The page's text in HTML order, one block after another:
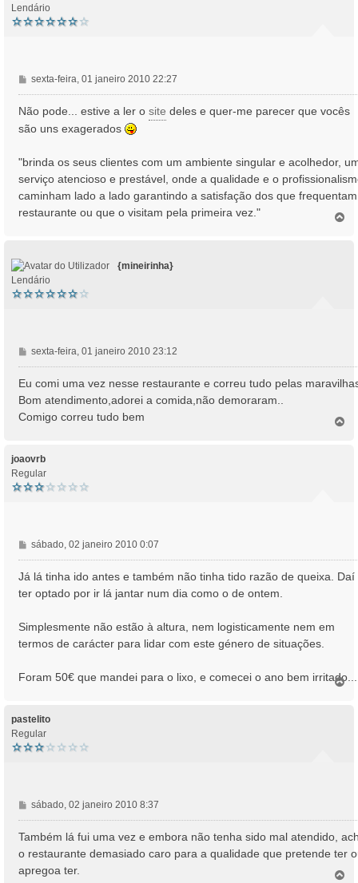
Lendário
M
e
n
a
e
m
sexta-feira, 01 janeiro 2010 22:27
Não pode... estive a ler o site deles e quer-me parecer que vocês
são uns exagerados
"brinda os seus clientes com um ambiente singular e acolhedor,
serviço atencioso e prestável, onde a qualidade e o
caminham lado a lado garantindo a satisfação dos que
restaurante ou que o visitam pela primeira vez."
{mineirinha}
Lendário
M
e
n
g
sexta-feira, 01 janeiro 2010 23:12
Eu comi uma vez nesse restaurante e correu tudo pelas
Bom atendimento,adorei a comida,não demoraram..
Comigo correu tudo bem
joaovrb
Regular
M
e
n
e
m
sábado, 02 janeiro 2010 0:07
Já lá tinha ido antes e também não tinha tido razão de queixa. Daí
ter optado por ir lá jantar num dia como o de ontem.
Simplesmente não estão à altura, nem logisticamente nem em
termos de carácter para lidar com este género de situações.
Foram 50€ que mandei para o lixo, e comecei o ano bem irritado...T
pastelito
Regular
M
e
n
g
sábado, 02 janeiro 2010 8:37
Também lá fui uma vez e embora não tenha sido mal atendido,
o restaurante demasiado caro para a qualidade que pretende ter
apregoa ter.